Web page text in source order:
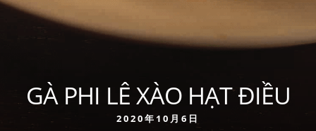
GÀ PHI LÊ XÀO HẠT ĐIỀU
2020年10月6日